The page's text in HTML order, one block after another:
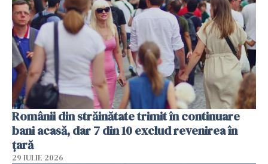
Românii din străinătate trimit în continuare
bani acasă, dar 7 din 10 exclud revenirea în
țară
29 IULIE 2026